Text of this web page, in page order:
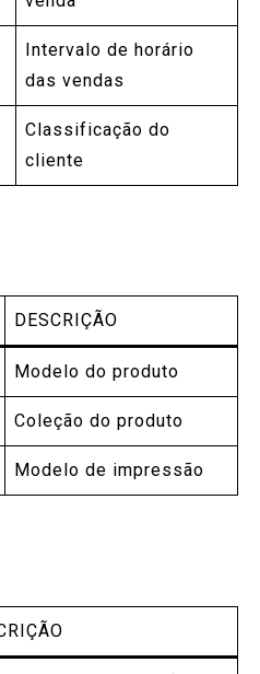
Intervalo de horário
das vendas
Classificação do
cliente
DESCRIÇÃO
Modelo do produto
Coleção do produto
Modelo de impressão